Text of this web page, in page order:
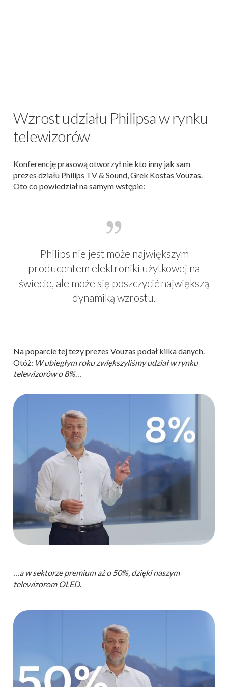
Wzrost udziału Philipsa w rynku
telewizorów
Konferencję prasową otworzył nie kto inny jak sam
prezes działu Philips TV & Sound, Grek Kostas Vouzas.
Oto co powiedział na samym wstępie:
Philips nie jest może największym
producentem elektroniki użytkowej na
świecie, ale może się poszczycić największą
dynamiką wzrostu.
Na poparcie tej tezy prezes Vouzas podał kilka danych.
Otóż: W ubiegłym roku zwiększyliśmy udział w rynku
telewizorów o 8%…
…a w sektorze premium aż o 50%, dzięki naszym
telewizorom OLED.